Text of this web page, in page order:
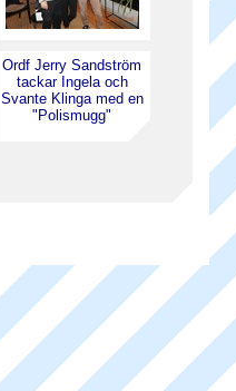
Ordf Jerry Sandström
tackar Ingela och
Svante Klinga med en
"Polismugg"